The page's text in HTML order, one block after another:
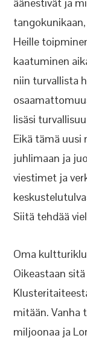
Heille
kaatuminen
niin turvallista
lisäsi
Eikä tämä
juhlimaan ja
viestimet ja
Siitä tehdää
Oma
Oikeastaan
mitään. Vanha
miljoonaa ja